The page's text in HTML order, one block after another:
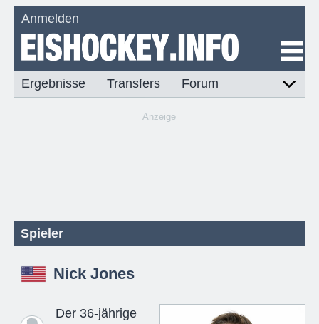
Anmelden
Ergebnisse Transfers Forum
Anzeige
Spieler
Nick Jones
Der 36-jährige